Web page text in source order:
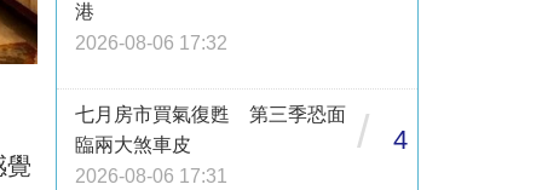
覺
港
2026-08-06 17:32
七月房市買氣復甦 第三季恐面
臨兩大煞車皮
2026-08-06 17:31
/ 4